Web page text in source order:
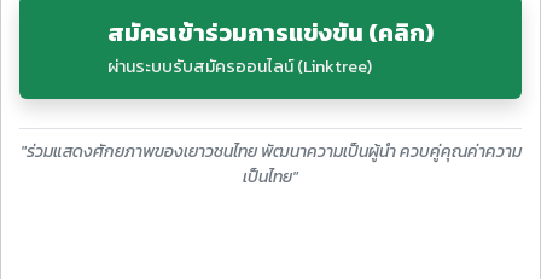
สมัครเข้าร่วมการแข่งขัน (คลิก)
ผ่านระบบรับสมัครออนไลน์ (Linktree)
"ร่วมแสดงศักยภาพของเยาวชนไทย พัฒนาความเป็นผู้นำ ควบคู่คุณค่าความ
เป็นไทย"